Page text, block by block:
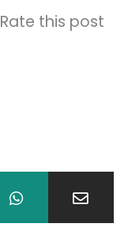
Rate this post